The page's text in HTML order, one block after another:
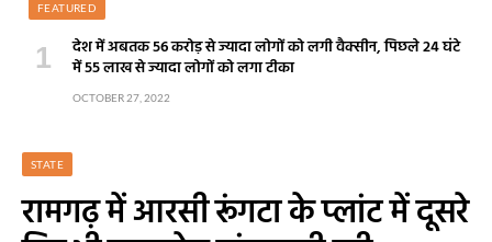
FEATURED
देश में अबतक 56 करोड़ से ज्यादा लोगों को लगी वैक्सीन, पिछले 24 घंटे
में 55 लाख से ज्यादा लोगों को लगा टीका
OCTOBER 27, 2022
STATE
रामगढ़ में आरसी रूंगटा के प्लांट में दूसरे